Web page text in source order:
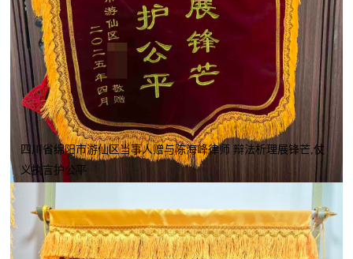
四川省绵阳市游仙区当事人赠与陈海峰律师 辩法析理展锋芒,仗
义执言护公平